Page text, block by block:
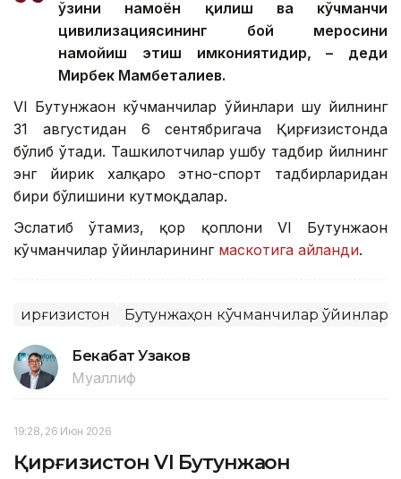
ўзини намоён қилиш ва кўчманчи
цивилизациясининг бой меросини
намойиш этиш имкониятидир, – деди
Мирбек Мамбеталиев.
VI Бутунжаҳон кўчманчилар ўйинлари шу йилнинг
31 августидан 6 сентябригача Қирғизистонда
бўлиб ўтади. Ташкилотчилар ушбу тадбир йилнинг
энг йирик халқаро этно-спорт тадбирларидан
бири бўлишини кутмоқдалар.
Эслатиб ўтамиз, қор қоплони VI Бутунжаҳон
кўчманчилар ўйинларининг маскотига айланди.
Қирғизистон Бутунжаҳон кўчманчилар ўйинлари
Бекабат Узаков
Муаллиф
19:28, 26 Июн 2026
Қирғизистон VI Бутунжаҳон